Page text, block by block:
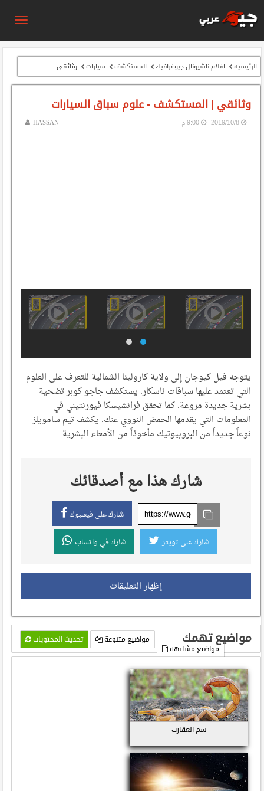
الرئيسية افلام ناشيونال جيوغرافيك المستكشف سيارات وثائقي
وثائقي | المستكشف - علوم سباق السيارات
HASSAN 8‏/10‏/2019 9:00 م
يتوجه فيل كيوجان إلى ولاية كارولينا الشمالية للتعرف على العلوم
التي تعتمد عليها سباقات ناسكار. يستكشف جاجو كوبر تضحية
بشرية جديدة مروعة. كما تحقق فرانشيسكا فيورنتيني في
المعلومات التي يقدمها الحمض النووي عنك. يكشف تيم سامويلز
نوعاً جديداً من البروبيوتيك مأخوذاً من الأمعاء البشرية.
شارك هذا مع أصدقائك
شارك على فيسبوك
شارك على تويتر شارك في واتساب
إظهار التعليقات
مواضيع تهمك تحديث المحتويات
مواضيع متنوعة
مواضيع مشابهة
سم العقارب